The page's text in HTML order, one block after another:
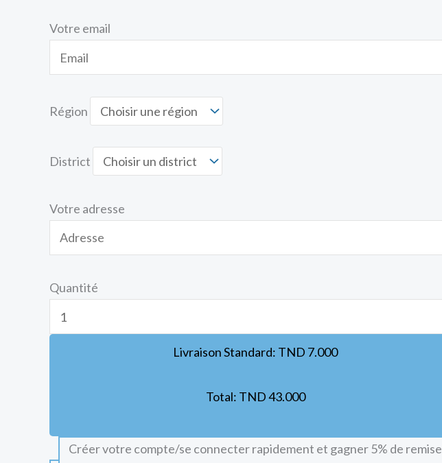
Votre email
Région
District
Votre adresse
Quantité
Livraison Standard: TND 7.000
Total: TND43.000
Créer votre compte/se connecter rapidement et gagner 5% de remise